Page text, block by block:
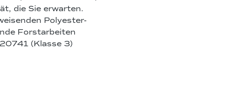
die Sie erwarten.
Polyester-
Forstarbeiten
(Klasse 3)